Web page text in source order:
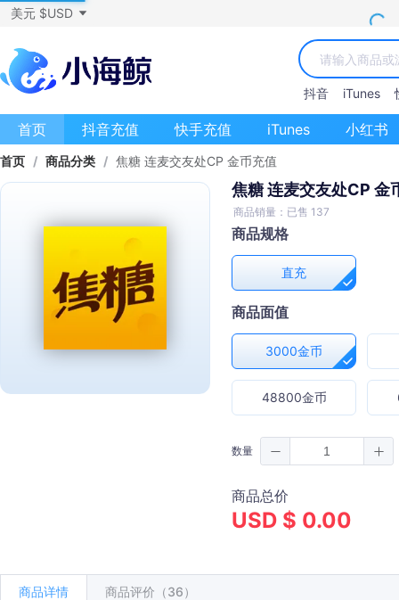
美元 $USD
抖音 iTunes
首页 抖音充值 快手充值 iTunes 小红书
首页 / 商品分类 / 焦糖 连麦交友处CP 金币充值
焦糖 连麦交友处CP 金
商品销量：已售 137
商品规格
直充
商品面值
3000金币
48800金币
数量
商品总价
USD $ 0.00
商品详情 商品评价（36）